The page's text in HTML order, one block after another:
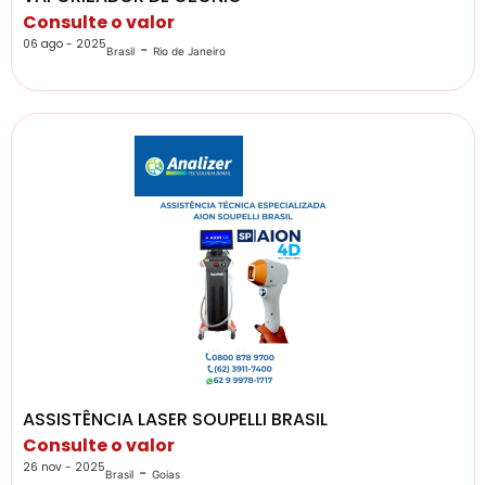
Consulte o valor
06 ago - 2025Brasil - Rio de Janeiro
ASSISTÊNCIA LASER SOUPELLI BRASIL
Consulte o valor
26 nov - 2025Brasil - Goias